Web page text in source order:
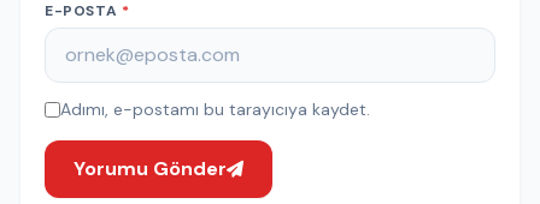
E-POSTA *
Adımı, e-postamı bu tarayıcıya kaydet.
Yorumu Gönder